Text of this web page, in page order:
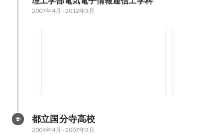
2007年4月 -2012年3月
都立国分寺高校
2004年4月 -2007年3月